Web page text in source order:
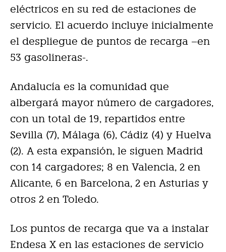
eléctricos en su red de estaciones de
servicio. El acuerdo incluye inicialmente
el despliegue de puntos de recarga –en
53 gasolineras-.
Andalucía es la comunidad que
albergará mayor número de cargadores,
con un total de 19, repartidos entre
Sevilla (7), Málaga (6), Cádiz (4) y Huelva
(2). A esta expansión, le siguen Madrid
con 14 cargadores; 8 en Valencia, 2 en
Alicante, 6 en Barcelona, 2 en Asturias y
otros 2 en Toledo.
Los puntos de recarga que va a instalar
Endesa X en las estaciones de servicio